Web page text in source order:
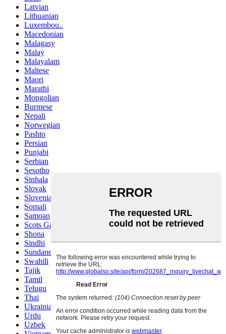
Latvian
Lithuanian
Luxembou..
Macedonian
Malagasy
Malay
Malayalam
Maltese
Maori
Marathi
Mongolian
Burmese
Nepali
Norwegian
Pashto
Persian
Punjabi
Serbian
Sesotho
Sinhala
Slovak
Slovenian
Somali
Samoan
Scots Gaelic
Shona
Sindhi
Sundanese
Swahili
Tajik
Tamil
Telugu
Thai
Ukrainian
Urdu
Uzbek